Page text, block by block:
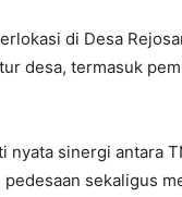
di Desa
desa, termasuk
nyata sinergi antara
sekaligus